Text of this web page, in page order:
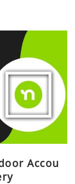
Accou